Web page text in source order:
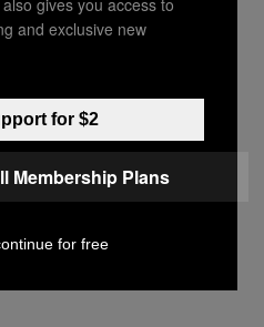
and exclusive new
for $2
Membership Plans
for free